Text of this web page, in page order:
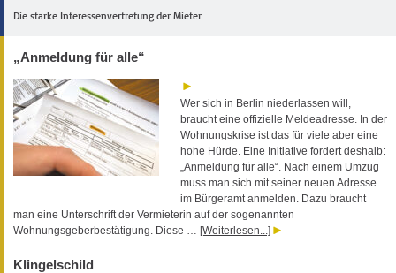
Die starke Interessenvertretung der Mieter
„Anmeldung für alle“
Wer sich in Berlin niederlassen will,
braucht eine offizielle Meldeadresse. In der
Wohnungskrise ist das für viele aber eine
hohe Hürde. Eine Initiative fordert deshalb:
„Anmeldung für alle“. Nach einem Umzug
muss man sich mit seiner neuen Adresse
im Bürgeramt anmelden. Dazu braucht
man eine Unterschrift der Vermieterin auf der sogenannten
Wohnungsgeberbestätigung. Diese … [Weiterlesen...]
Klingelschild